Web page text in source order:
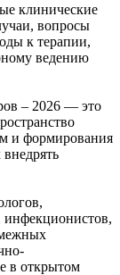
клинические
вопросы
к терапии,
ведению
– 2026 — это
и формирования
инфекционистов,
в открытом